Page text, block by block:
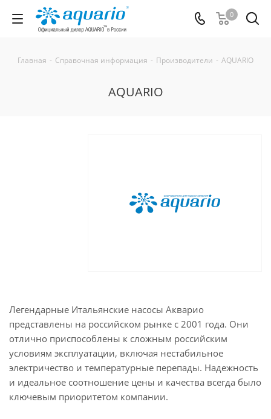
0
Главная - Справочная информация - Производители - AQUARIO
AQUARIO
Легендарные Итальянские насосы Акварио
представлены на российском рынке с 2001 года. Они
отлично приспособлены к сложным российским
условиям эксплуатации, включая нестабильное
электричество и температурные перепады. Надежность
и идеальное соотношение цены и качества всегда было
ключевым приоритетом компании.